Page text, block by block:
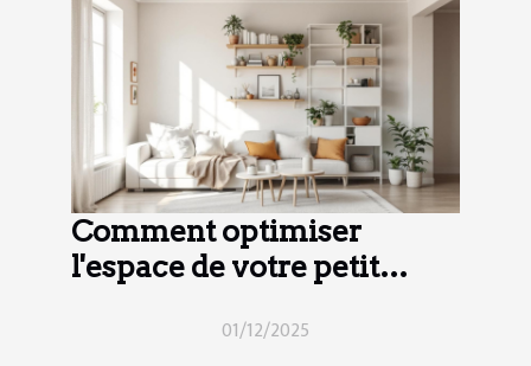
Comment optimiser
l'espace de votre petit
01/12/2025